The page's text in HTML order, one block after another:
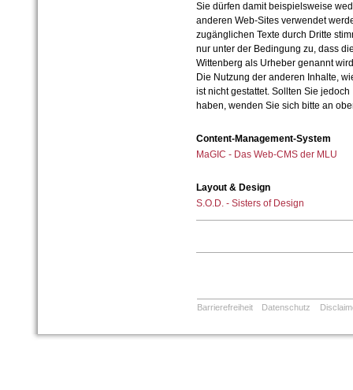
Sie dürfen damit beispielsweise
anderen Web-Sites verwendet
zugänglichen Texte durch Dritte
nur unter der Bedingung zu, dass
Wittenberg als Urheber genannt
Die Nutzung der anderen Inhalte,
ist nicht gestattet. Sollten Sie
haben, wenden Sie sich bitte an
Content-Management-System
MaGIC - Das Web-CMS der MLU
Layout & Design
S.O.D. - Sisters of Design
Barrierefreiheit Datenschutz